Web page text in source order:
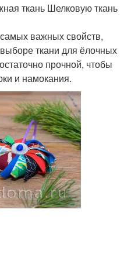
ткань Шелковую ткань
важных свойств,
ткани для ёлочных
прочной, чтобы
и намокания.